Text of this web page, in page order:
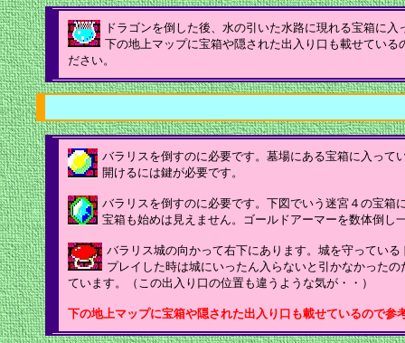
ドラゴンを倒した後、水の引いた水路に現れる宝箱に入
下の地上マップに宝箱や隠された出入り口も載せている
ださい。
バラリスを倒すのに必要です。墓場にある宝箱に入って
開けるには鍵が必要です。
バラリスを倒すのに必要です。下図でいう迷宮４の宝箱
宝箱も始めは見えません。ゴールドアーマーを数体倒
バラリス城の向かって右下にあります。城を守ってい
プレイした時は城にいったん入らないと引かなかった
ています。（この出入り口の位置も違うような気が・・）
下の地上マップに宝箱や隠された出入り口も載せているので参